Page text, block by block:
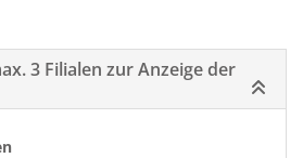
3 Filialen zur Anzeige der